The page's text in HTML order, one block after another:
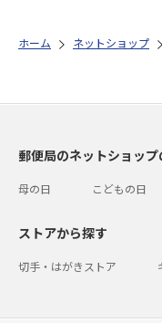
ホーム ネットショップ
郵便局のネットショッ
母の日 こどもの日
ストアから探す
切手・はがきストア